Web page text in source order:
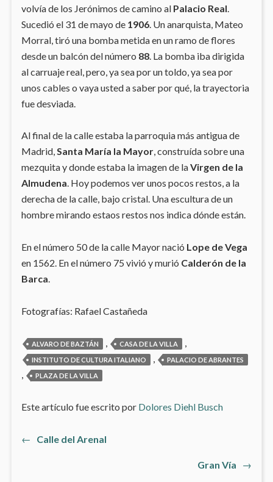
volvía de los Jerónimos de camino al Palacio Real
Sucedió el 31 de mayo de 1906. Un anarquista, Mateo
Morral, tiró una bomba metida en un ramo de flores
desde un balcón del número 88. La bomba iba dirigida
al carruaje real, pero, ya sea por un toldo, ya sea por
unos cables o vaya usted a saber por qué, la trayectoria
fue desviada.
Al final de la calle estaba la parroquia más antigua de
Madrid,Santa María la Mayor, construída sobre una
mezquita y donde estaba la imagen de laVirgen de la
Almudena. Hoy podemos ver unos pocos restos, a la
derecha de la calle, bajo cristal. Una escultura de un
hombre mirando estaos restos nos indica dónde están.
En el número 50 de la calle Mayor nació Lope de Vega
en 1562. En el número 75 vivió y murió Calderón de la
Barca.
Fotografías: Rafael Castañeda
ALVARO DE BAZTÁN , CASA DE LA VILLA ,
INSTITUTO DE CULTURA ITALIANO , PALACIO DE ABRANTES
, PLAZA DE LA VILLA
Este artículo fue escrito por Dolores Diehl Busch
Navegación
←
Artículo
Calle del Arenal
Gran Vía Artículo
→